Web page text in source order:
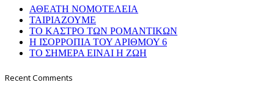
ΑΘΕΑΤΗ ΝΟΜΟΤΕΛΕΙΑ
ΤΑΙΡΙΑΖΟΥΜΕ
ΤΟ ΚΑΣΤΡΟ ΤΩΝ ΡΟΜΑΝΤΙΚΩΝ
Η ΙΣΟΡΡΟΠΙΑ ΤΟΥ ΑΡΙΘΜΟΥ 6
ΤΟ ΣΗΜΕΡΑ ΕΙΝΑΙ Η ΖΩΗ
Recent Comments